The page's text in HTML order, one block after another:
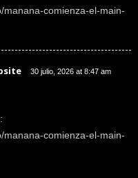
manana-comienza-el-main-
30 julio, 2026 at 8:47 am
manana-comienza-el-main-